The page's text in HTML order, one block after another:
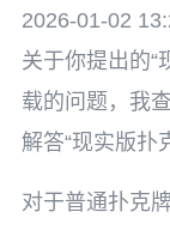
2026-01-02
关于你提出的“
载的问题，我
解答“现实版扑
对于普通扑克